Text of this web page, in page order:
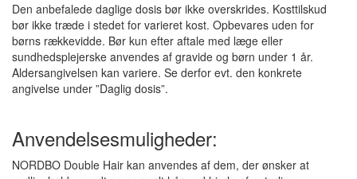
Den anbefalede daglige dosis bør ikke overskrides. Kosttilskud
bør ikke træde i stedet for varieret kost. Opbevares uden for
børns rækkevidde. Bør kun efter aftale med læge eller
sundhedsplejerske anvendes af gravide og børn under 1 år.
Aldersangivelsen kan variere. Se derfor evt. den konkrete
angivelse under ”Daglig dosis”.
Anvendelsesmuligheder:
NORDBO Double Hair kan anvendes af dem, der ønsker at